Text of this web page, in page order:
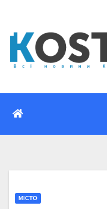
вмісту
МІСТО